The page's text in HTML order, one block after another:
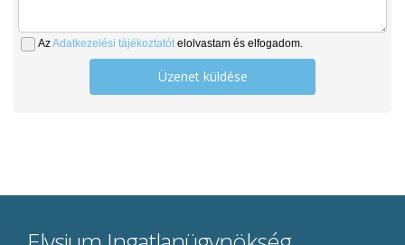
AzAdatkezelési tájékoztatótelolvastam és elfogadom.
Üzenet küldése